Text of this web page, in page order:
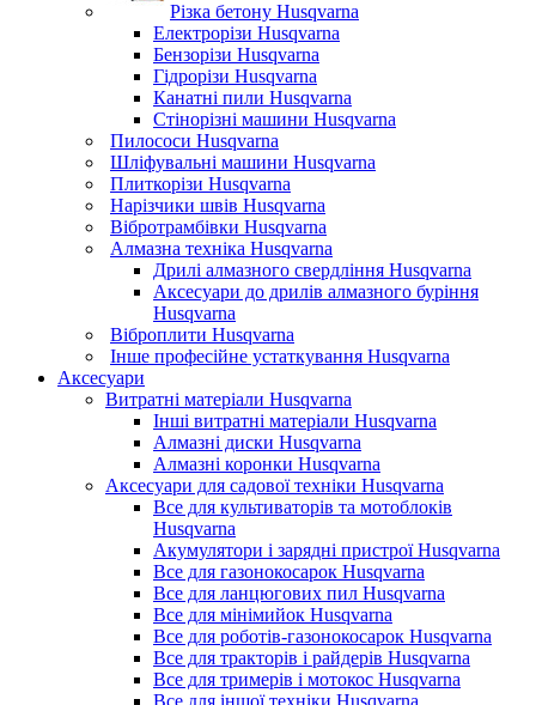
Різка бетону Husqvarna
Електрорізи Husqvarna
Бензорізи Husqvarna
Гідрорізи Husqvarna
Канатні пили Husqvarna
Стінорізні машини Husqvarna
Пилососи Husqvarna
Шліфувальні машини Husqvarna
Плиткорізи Husqvarna
Нарізчики швів Husqvarna
Вібротрамбівки Husqvarna
Алмазна техніка Husqvarna
Дрилі алмазного свердління Husqvarna
Аксесуари до дрилів алмазного буріння
Husqvarna
Віброплити Husqvarna
Інше професійне устаткування Husqvarna
Аксесуари
Витратні матеріали Husqvarna
Інші витратні матеріали Husqvarna
Алмазні диски Husqvarna
Алмазні коронки Husqvarna
Аксесуари для садової техніки Husqvarna
Все для культиваторів та мотоблоків
Husqvarna
Акумулятори і зарядні пристрої Husqvarna
Все для газонокосарок Husqvarna
Все для ланцюгових пил Husqvarna
Все для мінімийок Husqvarna
Все для роботів-газонокосарок Husqvarna
Все для тракторів і райдерів Husqvarna
Все для тримерів і мотокос Husqvarna
Все для іншої техніки Husqvarna